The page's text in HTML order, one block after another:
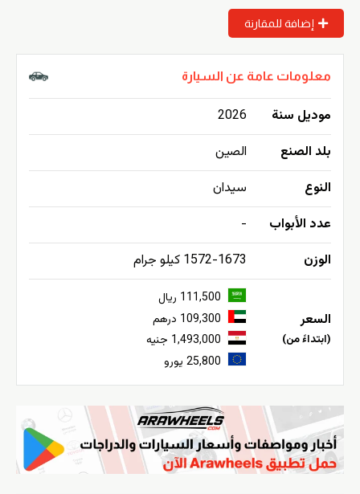
إضافة للمقارنة
معلومات عامة عن السيارة
موديل سنة
2026
بلد الصنع
الصين
النوع
سيدان
عدد الأبواب
-
الوزن
1572-1673 كيلو جرام
السعر
(ابتداءً من)
111,500 ريال
109,300 درهم
1,493,000 جنيه
25,800 يورو